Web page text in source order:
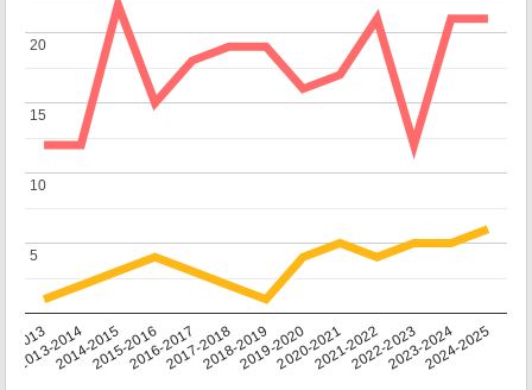
2013
2013-2014
2014-20152015-20162016-20172017-20182018-20192019-20202020-20212021-20222022-20232023-20242024-2025
5
5
10
10
15
15
20
20